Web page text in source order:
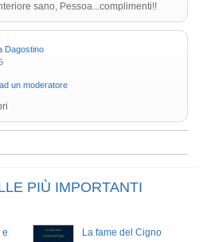
sano, Pessoa...complimenti!!
Dagostino
un moderatore
PIÙ IMPORTANTI
e La fame del Cigno